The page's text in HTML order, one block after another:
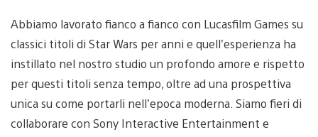
Abbiamo lavorato fianco a fianco con Lucasfilm Games su
classici titoli di Star Wars per anni e quell’esperienza ha
instillato nel nostro studio un profondo amore e rispetto
per questi titoli senza tempo, oltre ad una prospettiva
unica su come portarli nell’epoca moderna. Siamo fieri di
collaborare con Sony Interactive Entertainment e